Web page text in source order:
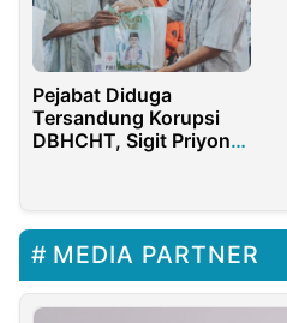
Pejabat Diduga
Tersandung Korupsi
DBHCHT, Sigit Priyono
MEDIA PARTNER